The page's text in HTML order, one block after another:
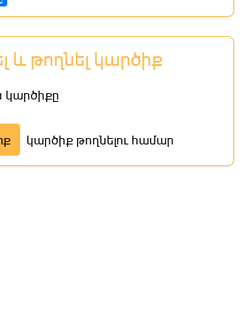
և թողնել կարծիք
կարծիքը
կարծիք թողնելու համար